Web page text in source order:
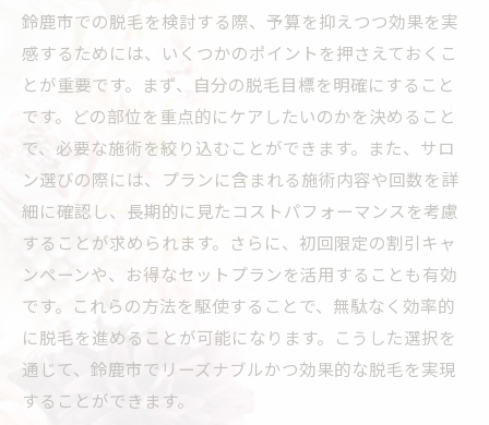
鈴鹿市での脱毛を検討する際、予算を抑えつつ効果を実
感するためには、いくつかのポイントを押さえておくこ
とが重要です。まず、自分の脱毛目標を明確にすること
です。どの部位を重点的にケアしたいのかを決めること
で、必要な施術を絞り込むことができます。また、サロ
ン選びの際には、プランに含まれる施術内容や回数を詳
細に確認し、長期的に見たコストパフォーマンスを考慮
することが求められます。さらに、初回限定の割引キャ
ンペーンや、お得なセットプランを活用することも有効
です。これらの方法を駆使することで、無駄なく効率的
に脱毛を進めることが可能になります。こうした選択を
通じて、鈴鹿市でリーズナブルかつ効果的な脱毛を実現
することができます。